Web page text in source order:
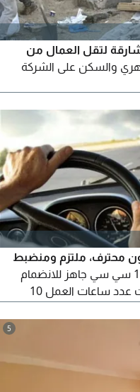
لتقل العمال من
والسكن على الشركة
محترف، ملتزم ومنضبط
بالوقت لديه سيارة فقط 4 سليندر 1600 سي سي جاهز للانضمام
فورا لشركة نظافة في عجمان المويهات عدد ساعات العمل 10
التواصل
5